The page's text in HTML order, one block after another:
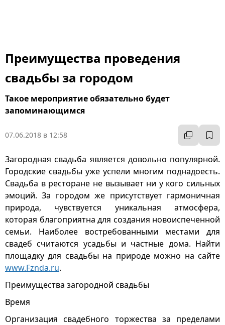
Преимущества проведения
свадьбы за городом
Такое мероприятие обязательно будет
запоминающимся
07.06.2018 в 12:58
Загородная свадьба является довольно популярной.
Городские свадьбы уже успели многим поднадоесть.
Свадьба в ресторане не вызывает ни у кого сильных
эмоций. За городом же присутствует гармоничная
природа, чувствуется уникальная атмосфера,
которая благоприятна для создания новоиспеченной
семьи. Наиболее востребованными местами для
свадеб считаются усадьбы и частные дома. Найти
площадку для свадьбы на природе можно на сайте
www.Fznda.ru.
Преимущества загородной свадьбы
Время
Организация свадебного торжества за пределами